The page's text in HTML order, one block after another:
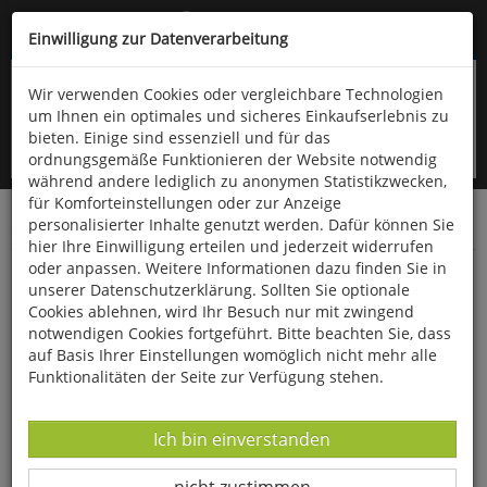
Kompletten Head der Seite überspringen
oder (06766) 9323-960
Startseite Bücher Reisen & Länderkunde
Gotland
Einwilligung zur Datenverarbeitung
Wir verwenden Cookies oder vergleichbare Technologien
um Ihnen ein optimales und sicheres Einkaufserlebnis zu
bieten. Einige sind essenziell und für das
ordnungsgemäße Funktionieren der Website notwendig
während andere lediglich zu anonymen Statistikzwecken,
für Komforteinstellungen oder zur Anzeige
personalisierter Inhalte genutzt werden. Dafür können Sie
hier Ihre Einwilligung erteilen und jederzeit widerrufen
oder anpassen. Weitere Informationen dazu finden Sie in
unserer Datenschutzerklärung. Sollten Sie optionale
Cookies ablehnen, wird Ihr Besuch nur mit zwingend
notwendigen Cookies fortgeführt. Bitte beachten Sie, dass
auf Basis Ihrer Einstellungen womöglich nicht mehr alle
Funktionalitäten der Seite zur Verfügung stehen.
Datenverarbeitung -
Ich bin einverstanden